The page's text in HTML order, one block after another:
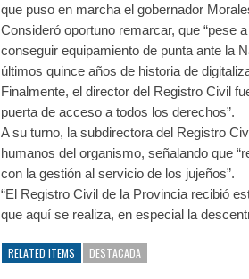
que puso en marcha el gobernador
Consideró oportuno remarcar, que “pese
conseguir equipamiento de punta ante la
últimos quince años de historia de
Finalmente, el director del Registro Civil
puerta de acceso a todos los derechos”.
A su turno, la subdirectora del Registro
humanos del organismo, señalando que
con la gestión al servicio de los jujeños”.
“El Registro Civil de la Provincia recibió
que aquí se realiza, en especial la
RELATED ITEMS DESTACADA